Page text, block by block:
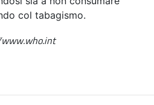
col tabagismo.